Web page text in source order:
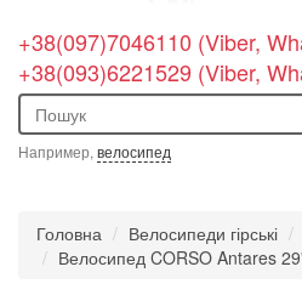
+38(097)7046110 (Viber,
+38(093)6221529 (Viber,
Например, велосипед
Головна Велосипеди гірські
Велосипед CORSO Antares